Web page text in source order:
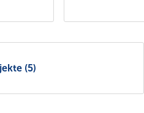
(5)